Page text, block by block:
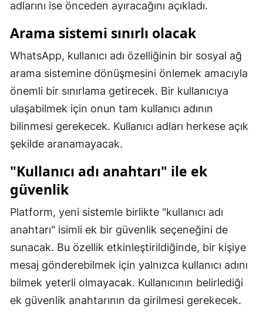
Nevşehir
Niğde
Ordu
Rize
Sakarya
Sivas
Tekirdağ
Tokat
Trabzon
Tunceli
adlarını ise önceden ayıracağını açıkladı.
Arama sistemi sınırlı olacak
WhatsApp, kullanıcı adı özelliğinin bir sosyal ağ
arama sistemine dönüşmesini önlemek amacıyla
önemli bir sınırlama getirecek. Bir kullanıcıya
ulaşabilmek için onun tam kullanıcı adının
bilinmesi gerekecek. Kullanıcı adları herkese açık
şekilde aranamayacak.
"Kullanıcı adı anahtarı" ile ek
güvenlik
Platform, yeni sistemle birlikte "kullanıcı adı
anahtarı" isimli ek bir güvenlik seçeneğini de
sunacak. Bu özellik etkinleştirildiğinde, bir kişiye
mesaj gönderebilmek için yalnızca kullanıcı adını
bilmek yeterli olmayacak. Kullanıcının belirlediği
ek güvenlik anahtarının da girilmesi gerekecek.